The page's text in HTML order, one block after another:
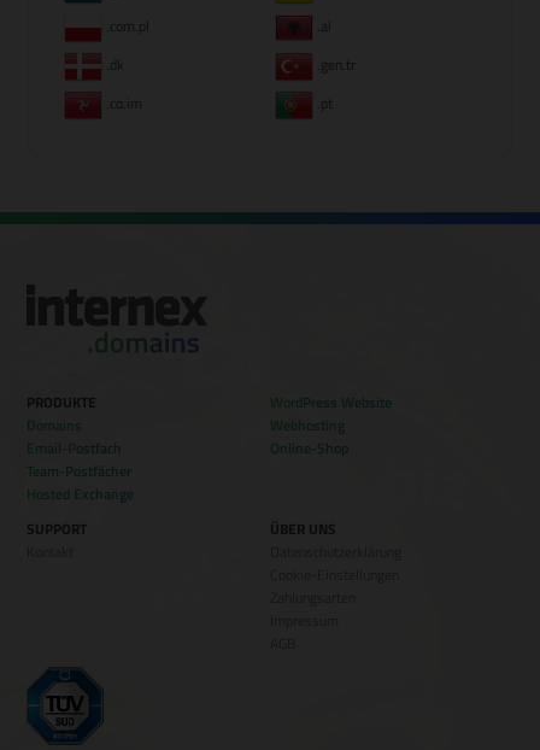
.com.pl
.al
.dk
.gen.tr
.co.im
.pt
PRODUKTE
Domains
Email-Postfach
Team-Postfächer
Hosted Exchange
WordPress Website
Webhosting
Online-Shop
SUPPORT
ÜBER UNS